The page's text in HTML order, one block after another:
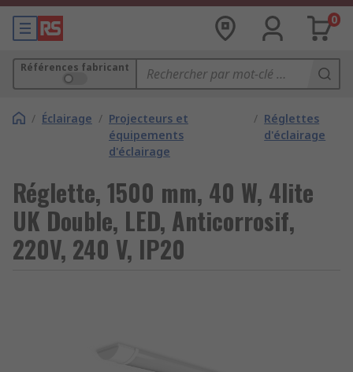
0
Références fabricant
/ Éclairage / Projecteurs et
équipements
d'éclairage
/ Réglettes
d'éclairage
Réglette, 1500 mm, 40 W, 4lite
UK Double, LED, Anticorrosif,
220V, 240 V, IP20